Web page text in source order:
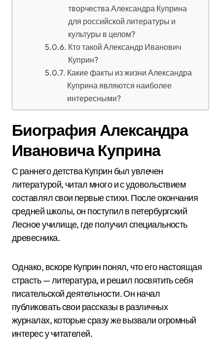
творчества Александра Куприна
для российской литературы и
культуры в целом?
Кто такой Александр Иванович
Куприн?
Какие факты из жизни Александра
Куприна являются наиболее
интересными?
Биография Александра
Ивановича Куприна
С раннего детства Куприн был увлечен
литературой, читал много и с удовольствием
составлял свои первые стихи. После окончания
средней школы, он поступил в петербургский
Лесное училище, где получил специальность
древесника.
Однако, вскоре Куприн понял, что его настоящая
страсть — литература, и решил посвятить себя
писательской деятельности. Он начал
публиковать свои рассказы в различных
журналах, которые сразу же вызвали огромный
интерес у читателей.